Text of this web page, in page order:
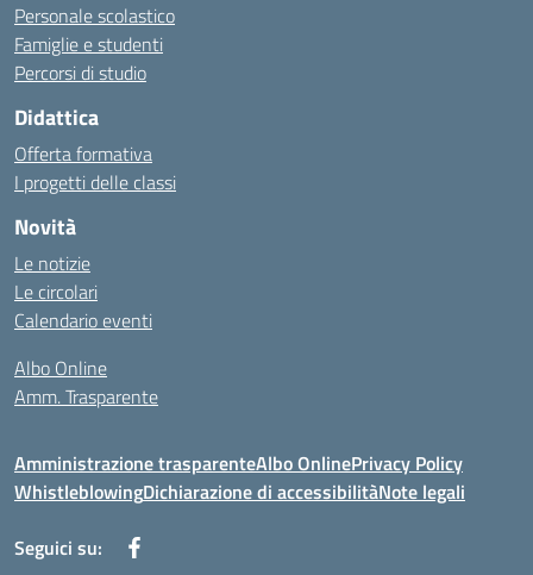
Personale scolastico
Famiglie e studenti
Percorsi di studio
Didattica
Offerta formativa
I progetti delle classi
Novità
Le notizie
Le circolari
Calendario eventi
Albo Online
Amm. Trasparente
Amministrazione trasparenteAlbo OnlinePrivacy Policy
WhistleblowingDichiarazione di accessibilitàNote legali
Seguici su: